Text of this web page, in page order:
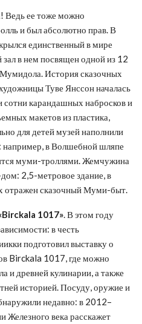
Ведь ее тоже можно
и был абсолютно прав. В
единственный в мире
в нем посвящен одной из 12
История сказочных
Туве Янссон началась
сотни карандашных набросков и
макетов из пластика,
для детей музей наполнили
например, в Волшебной шляпе
муми-троллями. Жемчужина
2,5-метровое здание, в
отражен сказочный Муми-быт.
Birckala 1017». В этом году
в честь
подготовил выставку о
Birckala 1017, где можно
и древней кулинарии, а также
историей. Посуду, оружие и
недавно: в 2012–
Железного века расскажет